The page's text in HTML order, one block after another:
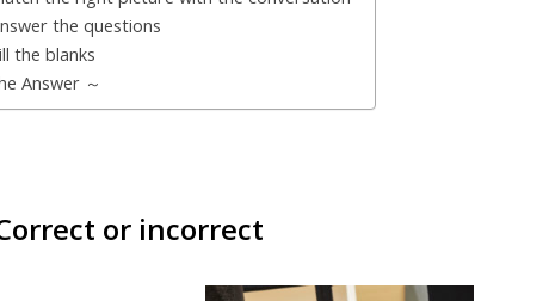
the questions
the blanks
Answer ～
or incorrect